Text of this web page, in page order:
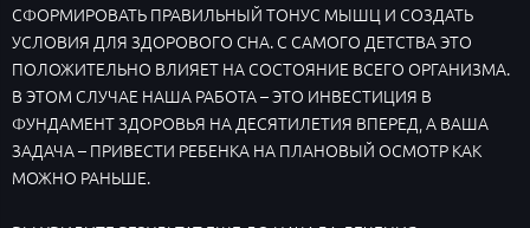
СФОРМИРОВАТЬ ПРАВИЛЬНЫЙ ТОНУС МЫШЦ И СОЗДАТЬ
УСЛОВИЯ ДЛЯ ЗДОРОВОГО СНА. С САМОГО ДЕТСТВА ЭТО
ПОЛОЖИТЕЛЬНО ВЛИЯЕТ НА СОСТОЯНИЕ ВСЕГО ОРГАНИЗМА.
В ЭТОМ СЛУЧАЕ НАША РАБОТА – ЭТО ИНВЕСТИЦИЯ В
ФУНДАМЕНТ ЗДОРОВЬЯ НА ДЕСЯТИЛЕТИЯ ВПЕРЕД, А ВАША
ЗАДАЧА – ПРИВЕСТИ РЕБЕНКА НА ПЛАНОВЫЙ ОСМОТР КАК
МОЖНО РАНЬШЕ.